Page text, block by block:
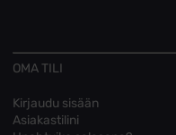
OMA TILI
Kirjaudu sisään
Asiakastilini